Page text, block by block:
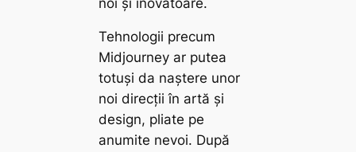
Tehnologii precum
Midjourney ar putea
totuși da naștere unor
noi direcții în artă și
design, pliate pe
anumite nevoi. După